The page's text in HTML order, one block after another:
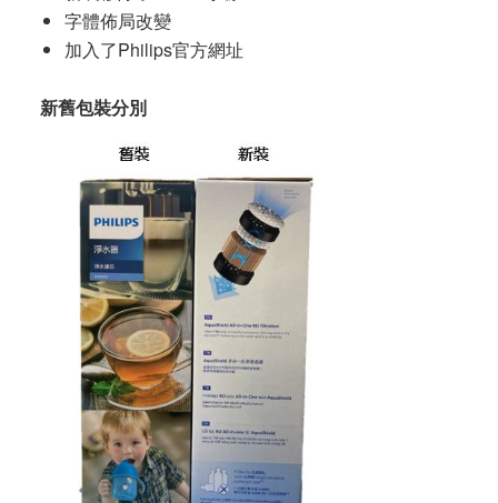
字體佈局改變
加入了Philips官方網址
新舊包裝分別